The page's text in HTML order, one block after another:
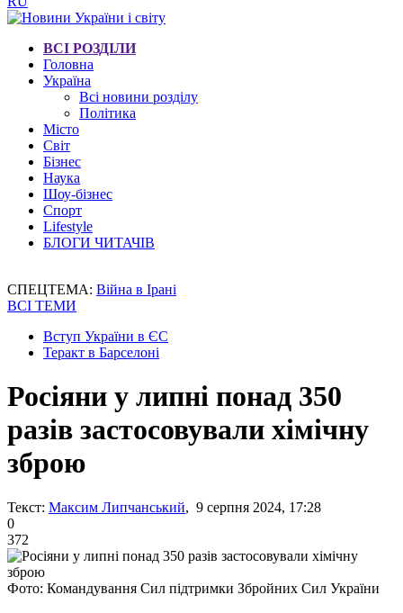
ВСІ РОЗДІЛИ
Головна
Україна
Всі новини розділу
Політика
Місто
Світ
Бізнес
Наука
Шоу-бізнес
Спорт
Lifestyle
БЛОГИ ЧИТАЧІВ
СПЕЦТЕМА: Війна в Ірані
ВСІ ТЕМИ
Вступ України в ЄС
Теракт в Барселоні
Росіяни у липні понад 350
разів застосовували хімічну
зброю
Текст: Максим Липчанський, 9 серпня 2024, 17:28
0
372
Фото: Командування Сил підтримки Збройних Сил України